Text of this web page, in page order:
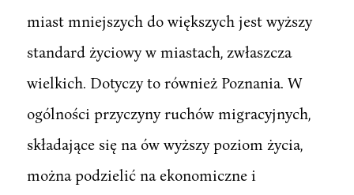
miast mniejszych do większych jest wyższy
standard życiowy w miastach, zwłaszcza
wielkich. Dotyczy to również Poznania. W
ogólności przyczyny ruchów migracyjnych,
składające się na ów wyższy poziom życia,
można podzielić na ekonomiczne i